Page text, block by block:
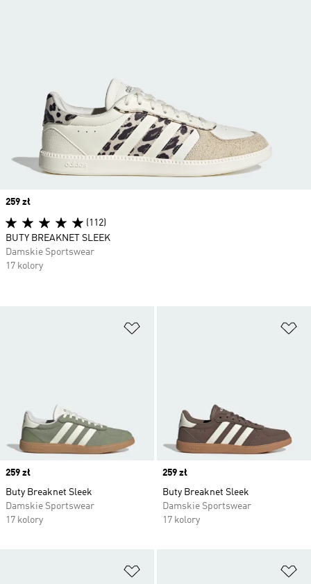
Price
259 zł
Buty Breaknet Sleek
Damskie Sportswear
17 kolory
Price
259 zł
Buty Breaknet Sleek
Damskie Sportswear
17 kolory
Price
259 zł
(112)
BUTY BREAKNET SLEEK
Damskie Sportswear
17 kolory